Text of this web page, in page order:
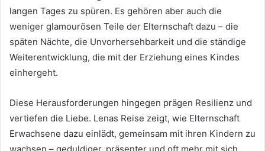
langen Tages zu spüren. Es gehören aber auch die
weniger glamourösen Teile der Elternschaft dazu – die
späten Nächte, die Unvorhersehbarkeit und die ständige
Weiterentwicklung, die mit der Erziehung eines Kindes
einhergeht.
Diese Herausforderungen hingegen prägen Resilienz und
vertiefen die Liebe. Lenas Reise zeigt, wie Elternschaft
Erwachsene dazu einlädt, gemeinsam mit ihren Kindern zu